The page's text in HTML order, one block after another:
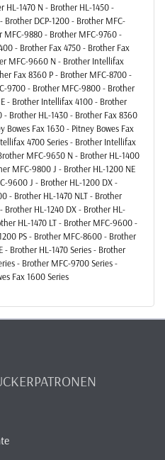
HL-1470 N - Brother HL-1450 -
Brother DCP-1200 - Brother MFC-
9880 - Brother MFC-9760 -
- Brother Fax 4750 - Brother Fax
MFC-9660 N - Brother Intellifax
Fax 8360 P - Brother MFC-8700 -
9700 - Brother MFC-9800 - Brother
- Brother Intellifax 4100 - Brother
Brother HL-1430 - Brother Fax 8360
Bowes Fax 1630 - Pitney Bowes Fax
4700 Series - Brother Intellifax
MFC-9650 N - Brother HL-1400
MFC-9800 J - Brother HL-1200 NE
9600 J - Brother HL-1200 DX -
- Brother HL-1470 NLT - Brother
HL-1240 DX - Brother HL-
HL-1470 LT - Brother MFC-9600 -
PS - Brother MFC-8600 - Brother
- Brother HL-1470 Series - Brother
- Brother MFC-9700 Series -
Fax 1600 Series